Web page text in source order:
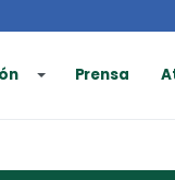
Prensa